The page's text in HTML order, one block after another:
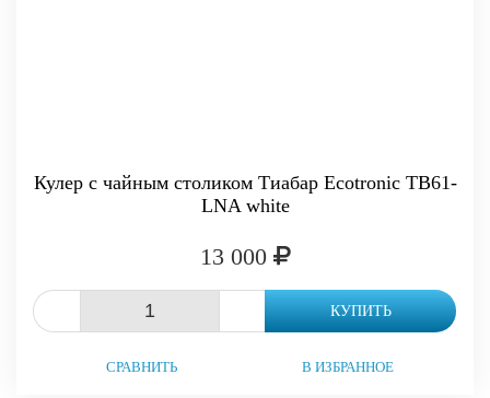
Кулер с чайным столиком Тиабар Ecotronic TB61-
LNA white
13 000
КУПИТЬ
СРАВНИТЬ В ИЗБРАННОЕ